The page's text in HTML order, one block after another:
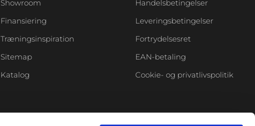
Showroom
Finansiering
Træningsinspiration
Sitemap
Katalog
Handelsbetingelser
Leveringsbetingelser
Fortrydelsesret
EAN-betaling
Cookie- og privatlivspolitik